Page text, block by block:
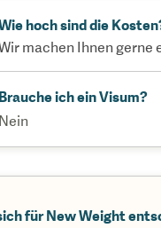
hoch sind die
machen Ihnen gerne
Brauche ich ein Visum?
Nein
für New Weight